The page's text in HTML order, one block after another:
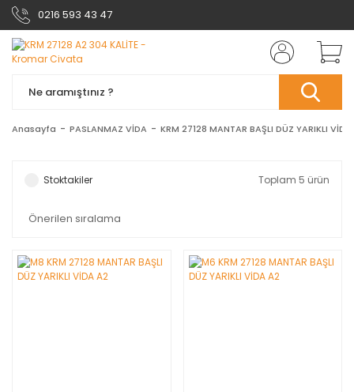
0216 593 43 47
Anasayfa PASLANMAZ VİDA KRM 27128 MANTAR BAŞLI DÜZ YARIKLI VİDA
Stoktakiler Toplam 5 ürün